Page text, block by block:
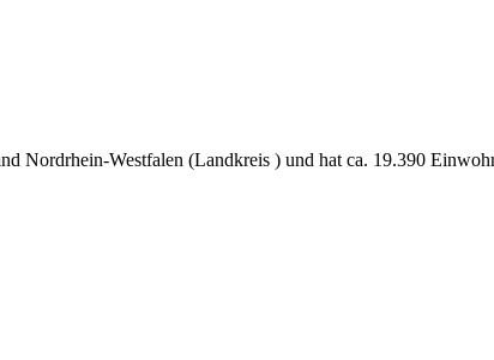
Nordrhein-Westfalen (Landkreis ) und hat ca. 19.390